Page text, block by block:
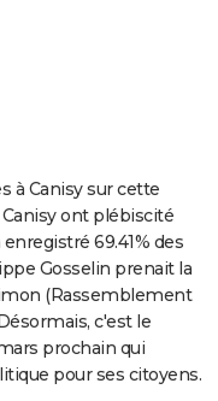
à Canisy sur cette
ont plébiscité
69.41% des
Gosselin prenait la
(Rassemblement
c'est le
prochain qui
pour ses citoyens.